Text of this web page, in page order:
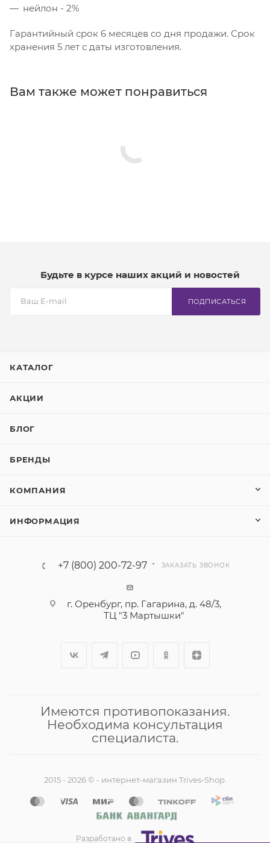
нейлон - 2%
Гарантийный срок 6 месяцев со дня продажи. Срок
хранения 5 лет с даты изготовления.
Вам также может понравиться
Будьте в курсе наших акций и новостей
ПОДПИСАТЬСЯ
КАТАЛОГ
АКЦИИ
БЛОГ
БРЕНДЫ
КОМПАНИЯ
ИНФОРМАЦИЯ
+7 (800) 200-72-97 ЗАКАЗАТЬ ЗВОНОК
г. Оренбург, пр. Гагарина, д. 48/3,
ТЦ "3 Мартышки"
Имеются противопоказания.
Необходима консультация
специалиста.
2015 - 2026 © - интернет-магазин Trives-Shop.
Разработано в